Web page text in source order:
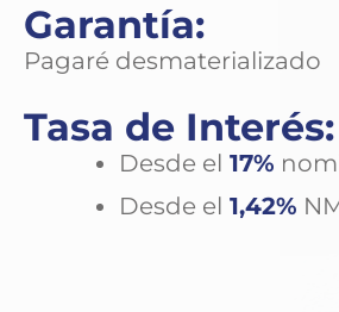
Garantía:
Pagaré desmaterializado
Tasa de Interés:
Desde el 17%
Desde el 1,42%